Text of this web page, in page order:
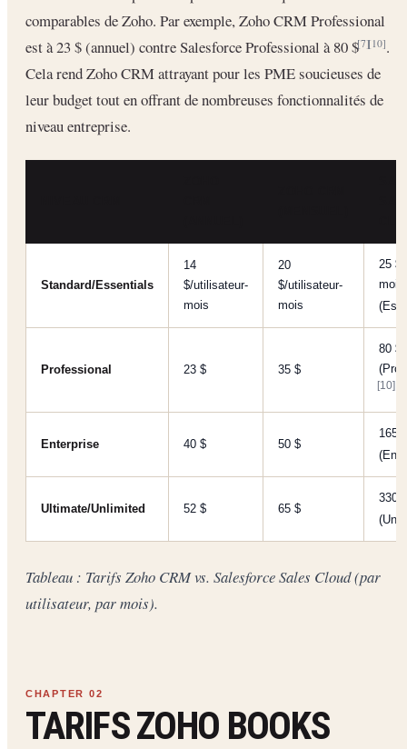
comparables de Zoho. Par exemple, Zoho CRM Professional
est à 23 $ (annuel) contre Salesforce Professional à 80 $[7][10].
Cela rend Zoho CRM attrayant pour les PME soucieuses de
leur budget tout en offrant de nombreuses fonctionnalités de
niveau entreprise.
Standard/Essentials
14
$/utilisateur-
mois
20
$/utilisateur-
mois
25
mois
Professional 23 $ 35 $
80 $
[10]
Enterprise 40 $ 50 $
165 $
Ultimate/Unlimited 52 $ 65 $
330 $
Tableau : Tarifs Zoho CRM vs. Salesforce Sales Cloud (par
utilisateur, par mois).
TARIFS ZOHO BOOKS